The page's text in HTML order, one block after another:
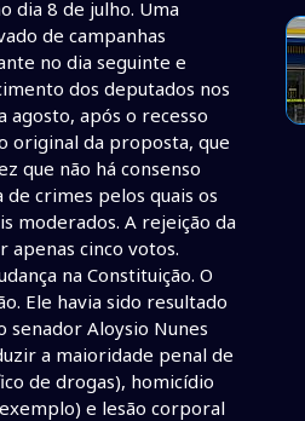
dia 8 de julho. Uma
de campanhas
no dia seguinte e
dos deputados nos
agosto, após o recesso
original da proposta, que
que não há consenso
crimes pelos quais os
moderados. A rejeição da
cinco votos.
na Constituição. O
Ele havia sido resultado
senador Aloysio Nunes
a maioridade penal de
de drogas), homicídio
e lesão corporal